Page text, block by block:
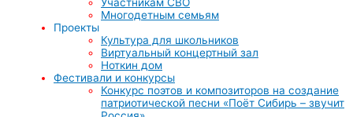
Многодетным семьям
Проекты
Культура для школьников
Виртуальный концертный зал
Ноткин дом
Фестивали и конкурсы
Конкурс поэтов и композиторов на создание
патриотической песни «Поёт Сибирь – звучит